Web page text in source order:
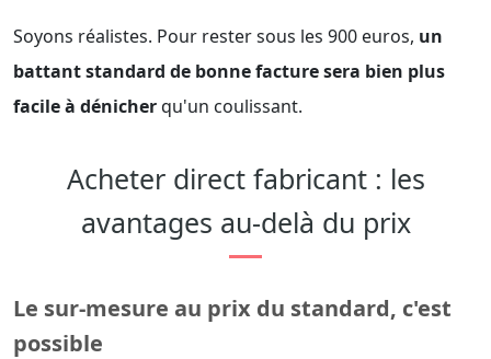
Soyons réalistes. Pour rester sous les 900 euros, un
battant standard de bonne facture sera bien plus
facile à dénicherqu'un coulissant.
Acheter direct fabricant : les
avantages au-delà du prix
Le sur-mesure au prix du standard, c'est
possible